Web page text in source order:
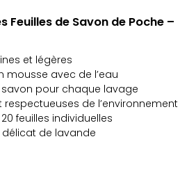
Feuilles de Savon de Poche –
et légères
mousse avec de l’eau
pour chaque lavage
de l’environnement
feuilles individuelles
délicat de lavande